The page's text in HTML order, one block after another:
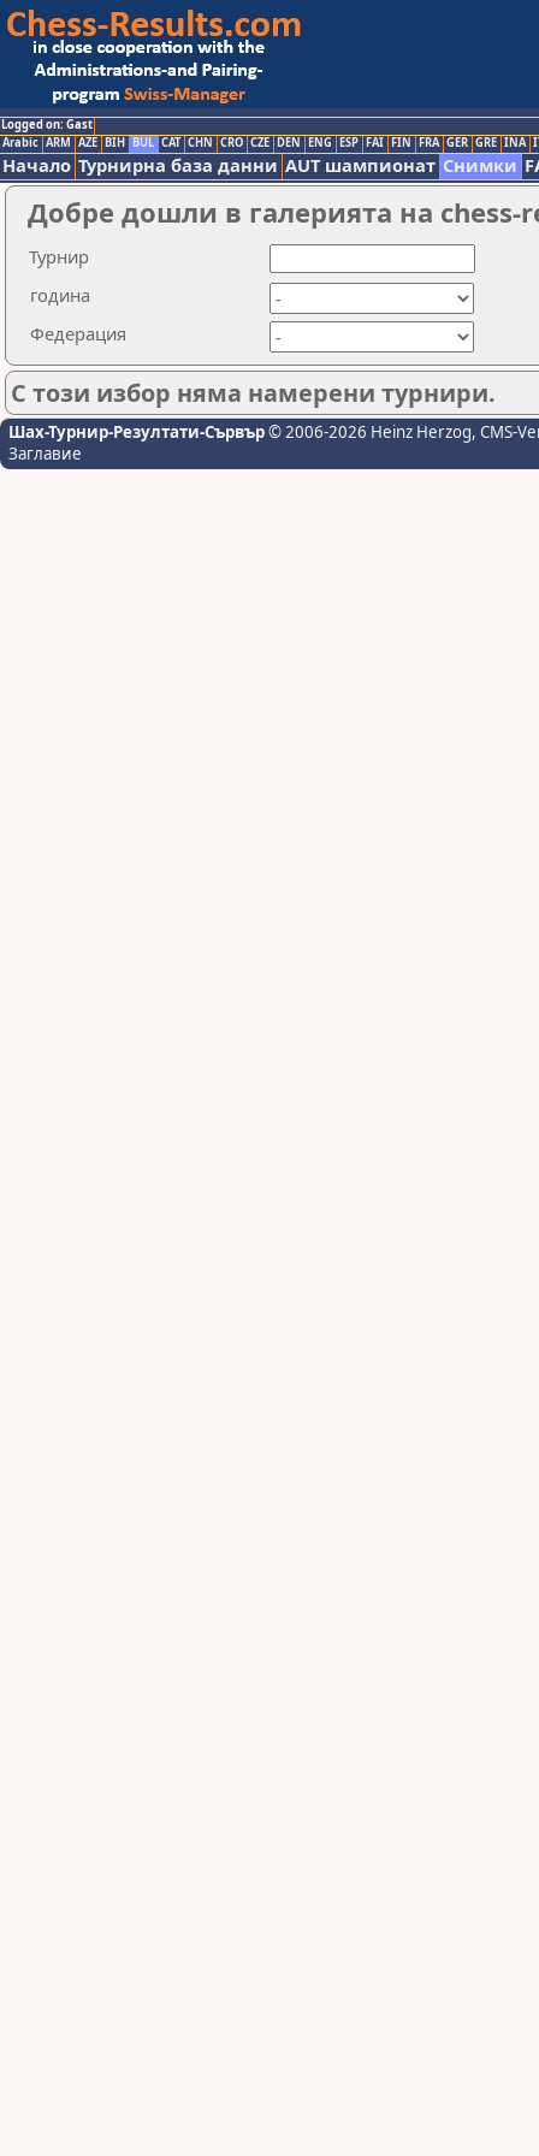
Logged on: Gast
Arabic ARM AZE BIH BUL CAT CHN CRO CZE DEN ENG ESP FAI FIN FRA GER GRE INA
Начало Турнирна база данни AUT шампионат Снимки
Добре дошли в галерията на chess-
Турнир
година
Федерация
С този избор няма намерени турнири.
Шах-Турнир-Резултати-Сървър© 2006-2026 Heinz Herzog, CMS-
Заглавие